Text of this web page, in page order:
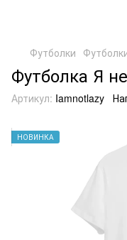
Футболки
Футболка Я
Артикул: Iamnotlazy
НОВИНКА